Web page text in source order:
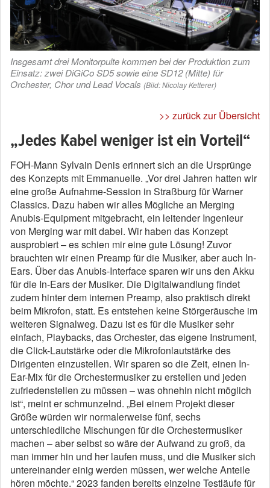
Insgesamt drei Monitorpulte kommen bei der Produktion zum
Einsatz: zwei DiGiCo SD5 sowie eine SD12 (Mitte) für
Orchester, Chor und Lead Vocals (Bild: Nicolay Ketterer)
>> zurück zur Übersicht
„Jedes Kabel weniger ist ein Vorteil“
FOH-Mann Sylvain Denis erinnert sich an die Ursprünge
des Konzepts mit Emmanuelle. „Vor drei Jahren hatten wir
eine große Aufnahme-Session in Straßburg für Warner
Classics. Dazu haben wir alles Mögliche an Merging
Anubis-Equipment mitgebracht, ein leitender Ingenieur
von Merging war mit dabei. Wir haben das Konzept
ausprobiert – es schien mir eine gute Lösung! Zuvor
brauchten wir einen Preamp für die Musiker, aber auch In-
Ears. Über das Anubis-Interface sparen wir uns den Akku
für die In-Ears der Musiker. Die Digitalwandlung findet
zudem hinter dem internen Preamp, also praktisch direkt
beim Mikrofon, statt. Es entstehen keine Störgeräusche im
weiteren Signalweg. Dazu ist es für die Musiker sehr
einfach, Playbacks, das Orchester, das eigene Instrument,
die Click-Lautstärke oder die Mikrofonlautstärke des
Dirigenten einzustellen. Wir sparen so die Zeit, einen In-
Ear-Mix für die Orchestermusiker zu erstellen und jeden
zufriedenstellen zu müssen – was ohnehin nicht möglich
ist“, meint er schmunzelnd. „Bei einem Projekt dieser
Größe würden wir normalerweise fünf, sechs
unterschiedliche Mischungen für die Orchestermusiker
machen – aber selbst so wäre der Aufwand zu groß, da
man immer hin und her laufen muss, und die Musiker sich
untereinander einig werden müssen, wer welche Anteile
hören möchte.“ 2023 fanden bereits einzelne Testläufe für